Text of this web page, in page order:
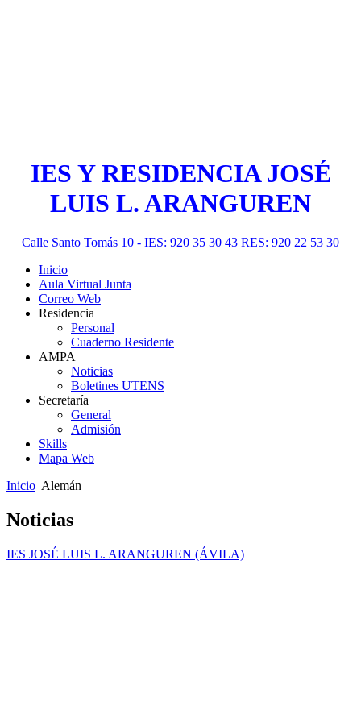
IES Y RESIDENCIA JOSÉ
LUIS L. ARANGUREN
Calle Santo Tomás 10 - IES: 920 35 30 43 RES: 920 22 53 30
Inicio
Aula Virtual Junta
Correo Web
Residencia
Personal
Cuaderno Residente
AMPA
Noticias
Boletines UTENS
Secretaría
General
Admisión
Skills
Mapa Web
Inicio Alemán
Noticias
IES JOSÉ LUIS L. ARANGUREN (ÁVILA)